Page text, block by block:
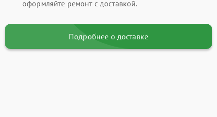
оформляйте ремонт с доставкой.
Подробнее о доставке